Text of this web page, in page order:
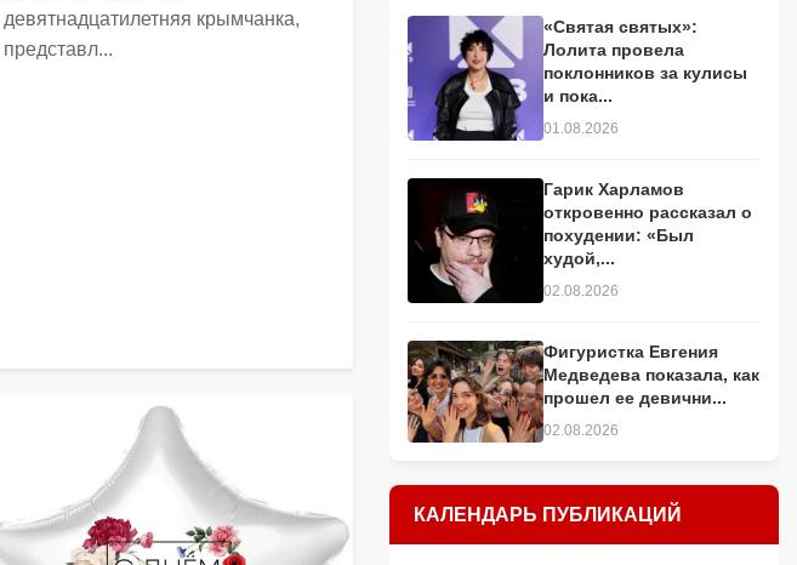
девятнадцатилетняя крымчанка,
представл...
«Святая святых»:
Лолита провела
поклонников за кулисы
и пока...
01.08.2026
Гарик Харламов
откровенно рассказал о
похудении: «Был
худой,...
02.08.2026
Фигуристка Евгения
Медведева показала, как
прошел ее девични...
02.08.2026
КАЛЕНДАРЬ ПУБЛИКАЦИЙ